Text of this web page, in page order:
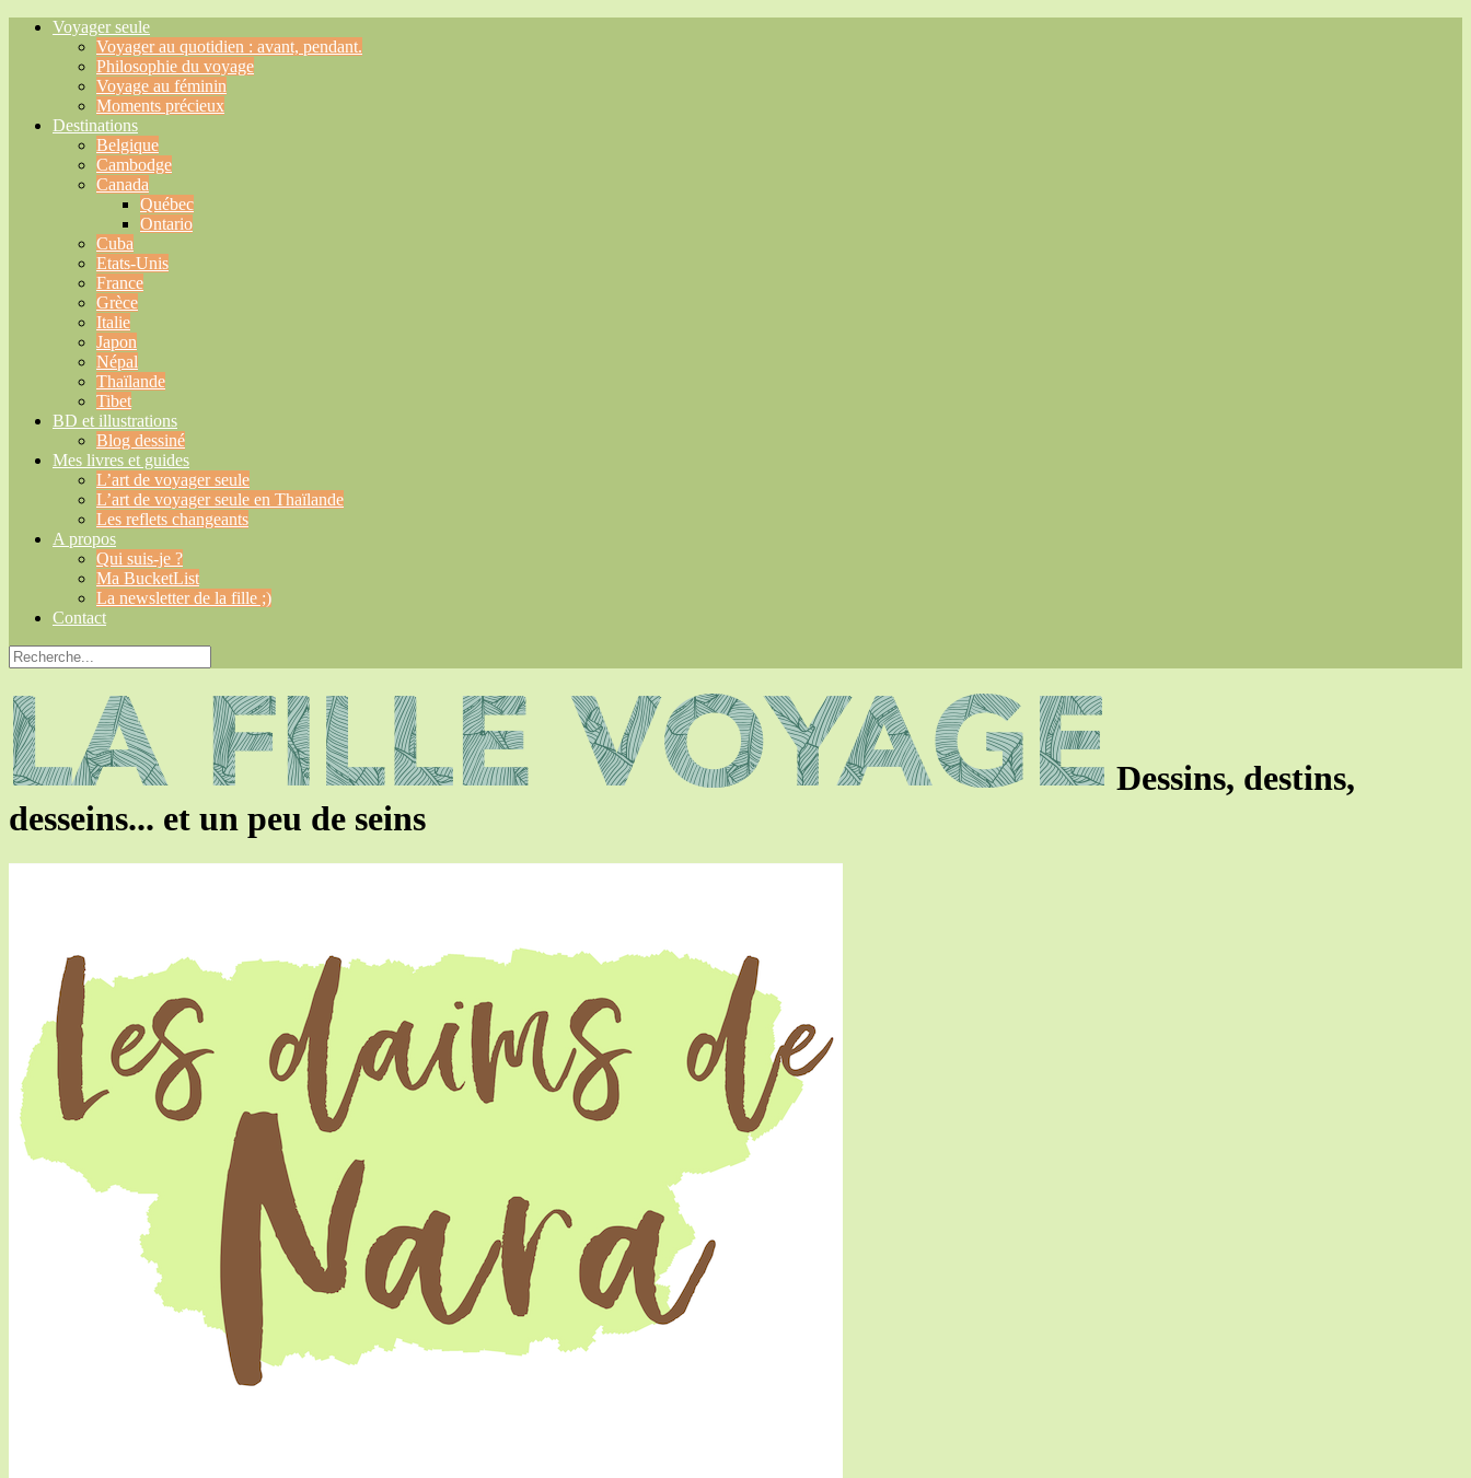
Voyager seule
Voyager au quotidien : avant, pendant.
Philosophie du voyage
Voyage au féminin
Moments précieux
Destinations
Belgique
Cambodge
Canada
Québec
Ontario
Cuba
Etats-Unis
France
Grèce
Italie
Japon
Népal
Thaïlande
Tibet
BD et illustrations
Blog dessiné
Mes livres et guides
L’art de voyager seule
L’art de voyager seule en Thaïlande
Les reflets changeants
A propos
Qui suis-je ?
Ma BucketList
La newsletter de la fille ;)
Contact
Dessins, destins,
desseins... et un peu de seins